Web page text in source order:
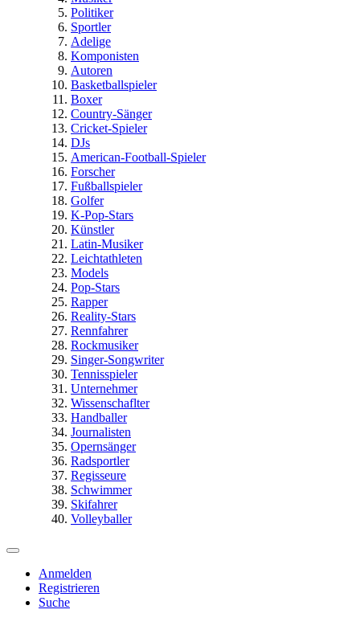
Politiker
Sportler
Adelige
Komponisten
Autoren
Basketballspieler
Boxer
Country-Sänger
Cricket-Spieler
DJs
American-Football-Spieler
Forscher
Fußballspieler
Golfer
K-Pop-Stars
Künstler
Latin-Musiker
Leichtathleten
Models
Pop-Stars
Rapper
Reality-Stars
Rennfahrer
Rockmusiker
Singer-Songwriter
Tennisspieler
Unternehmer
Wissenschaflter
Handballer
Journalisten
Opernsänger
Radsportler
Regisseure
Schwimmer
Skifahrer
Volleyballer
Anmelden
Registrieren
Suche